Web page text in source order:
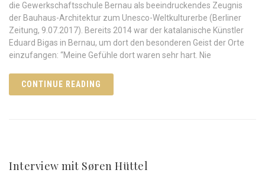
die Gewerkschaftsschule Bernau als beeindruckendes Zeugnis
der Bauhaus-Architektur zum Unesco-Weltkulturerbe (Berliner
Zeitung, 9.07.2017). Bereits 2014 war der katalanische Künstler
Eduard Bigas in Bernau, um dort den besonderen Geist der Orte
einzufangen: “Meine Gefühle dort waren sehr hart. Nie
CONTINUE READING
Interview mit Søren Hüttel